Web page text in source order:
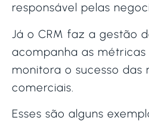
responsável pelas
Já o CRM faz a gestão
acompanha as métricas
monitora o sucesso das
comerciais.
Esses são alguns